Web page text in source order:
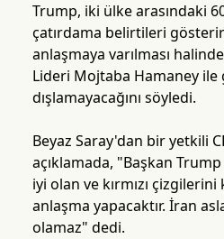
Trump, iki ülke arasındaki
çatırdama belirtileri
anlaşmaya varılması
Lideri Mojtaba Hamaney ile
dışlamayacağını söyledi.
Beyaz Saray'dan bir yetkili
açıklamada, "Başkan
iyi olan ve kırmızı
anlaşma yapacaktır. İran
olamaz" dedi.